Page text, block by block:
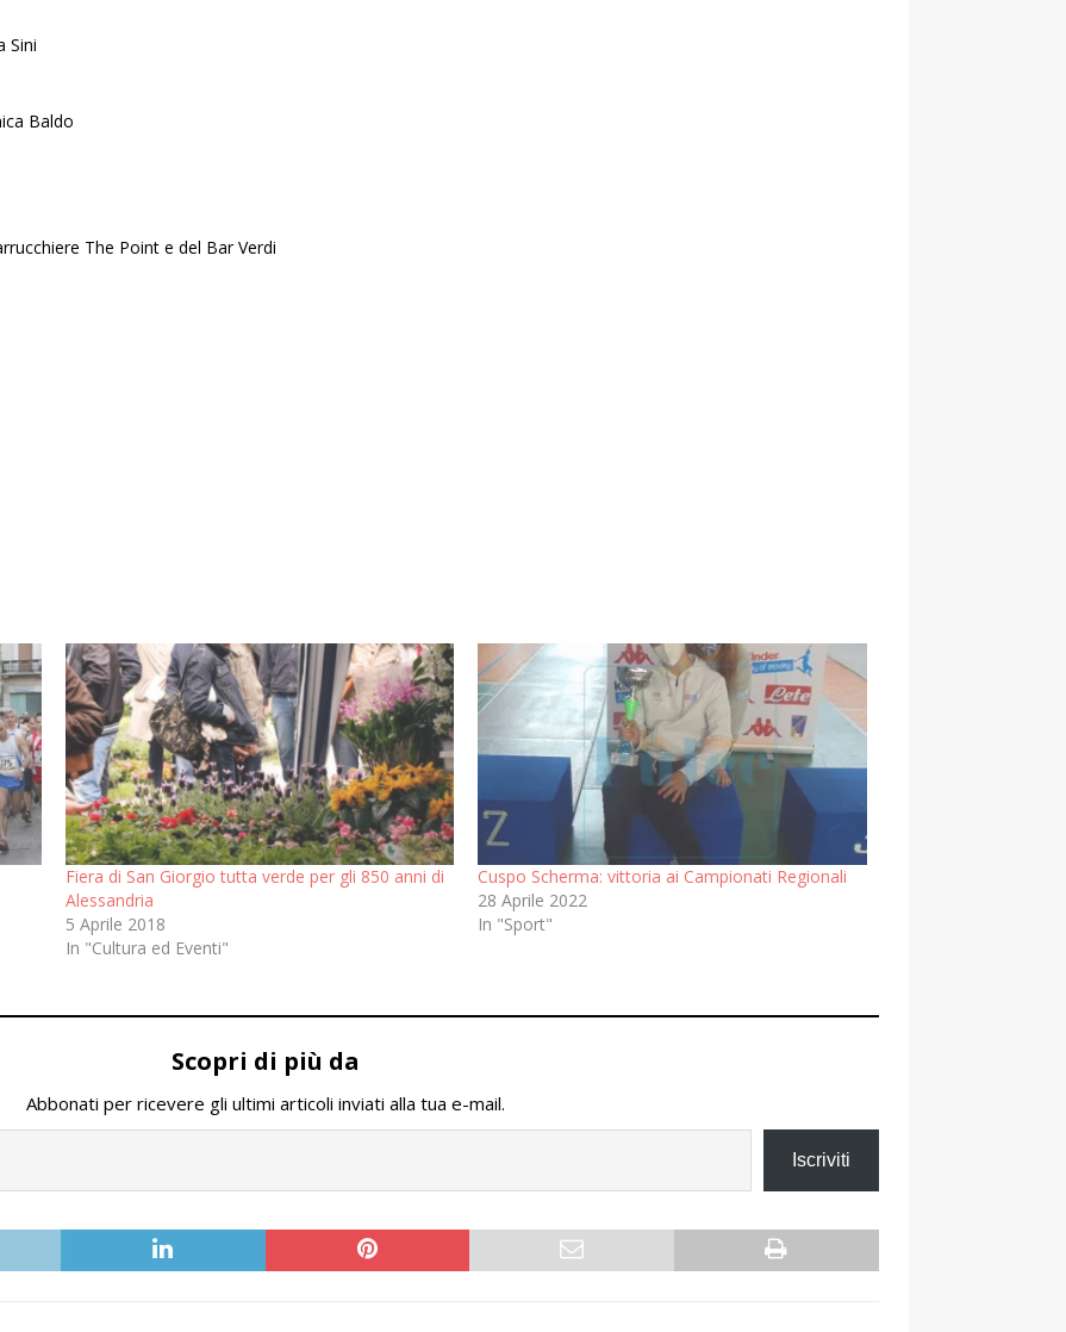
Sini
Baldo
The Point e del Bar Verdi
Fiera di San Giorgio tutta verde per gli 850 anni di
Alessandria
5 Aprile 2018
In "Cultura ed Eventi"
Cuspo Scherma: vittoria ai Campionati Regionali
28 Aprile 2022
In "Sport"
Scopri di più da
Abbonati per ricevere gli ultimi articoli inviati alla tua e-mail.
Iscriviti